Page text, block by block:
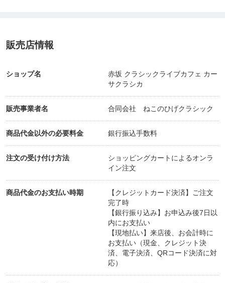
販売店情報
ショップ名
赤坂 クラシックライブカフェ カー
サクラシカ
販売事業者名 合同会社 ねこのひげクラシック
商品代金以外の必要料金 銀行振込手数料
注文の受け付け方法
ショッピングカートによるオンラ
イン注文
商品代金のお支払い時期
【クレジットカード決済】ご注文
完了時
【銀行振り込み】お申込み後7日以
内にお支払い
【現地払い】来店後、お会計時に
お支払い（現金、クレジット決
済、電子決済、QRコード決済に対
応）